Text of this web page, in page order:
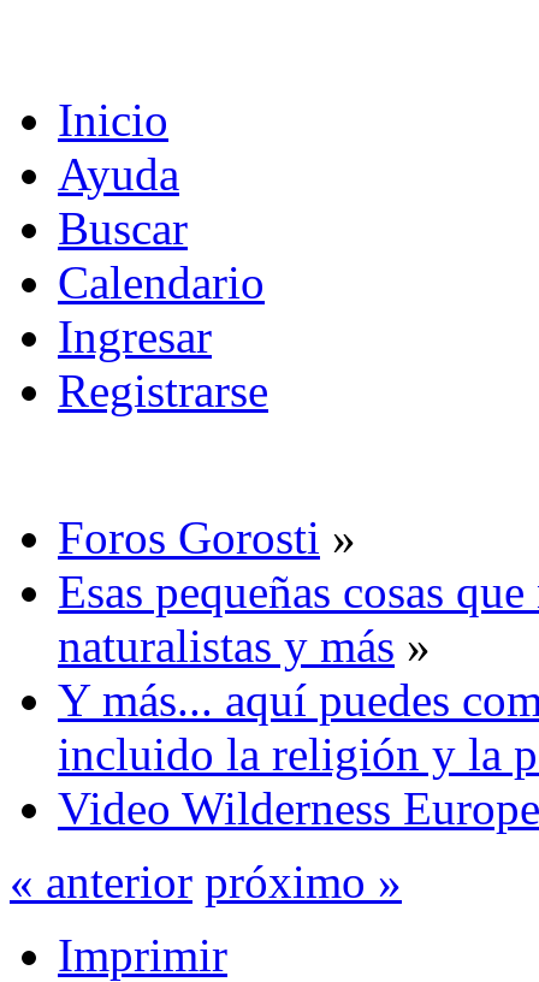
Inicio
Ayuda
Buscar
Calendario
Ingresar
Registrarse
Foros Gorosti »
Esas pequeñas cosas
naturalistas y más »
Y más... aquí puedes
incluido la religión y la
Video Wilderness Europe
« anterior próximo »
Imprimir